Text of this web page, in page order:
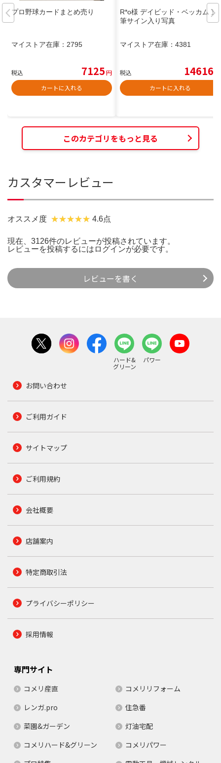
プロ野球カードまとめ売り
マイストア在庫： 2795
税込 7125円
カートに入れる
R*o様 デイビッド・ベッカム 直
筆サイン入り写真
マイストア在庫： 4381
税込 14616
カートに入れる
このカテゴリをもっと見る
カスタマーレビュー
オススメ度 4.6点
現在、3126件のレビューが投稿されています。
レビューを投稿するには ログインが必要です。
レビューを書く
ハード&
グリーン
パワー
お問い合わせ
ご利用ガイド
サイトマップ
ご利用規約
会社概要
店舗案内
特定商取引法
プライバシーポリシー
採用情報
専門サイト
コメリ産直
コメリリフォーム
レンガ.pro
住急番
菜園&ガーデン
灯油宅配
コメリハード&グリーン
コメリパワー